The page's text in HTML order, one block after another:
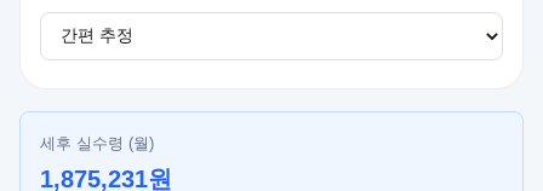
세후 실수령 (월)
1,875,231원